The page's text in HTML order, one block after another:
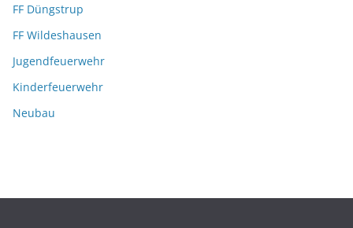
FF Düngstrup
FF Wildeshausen
Jugendfeuerwehr
Kinderfeuerwehr
Neubau